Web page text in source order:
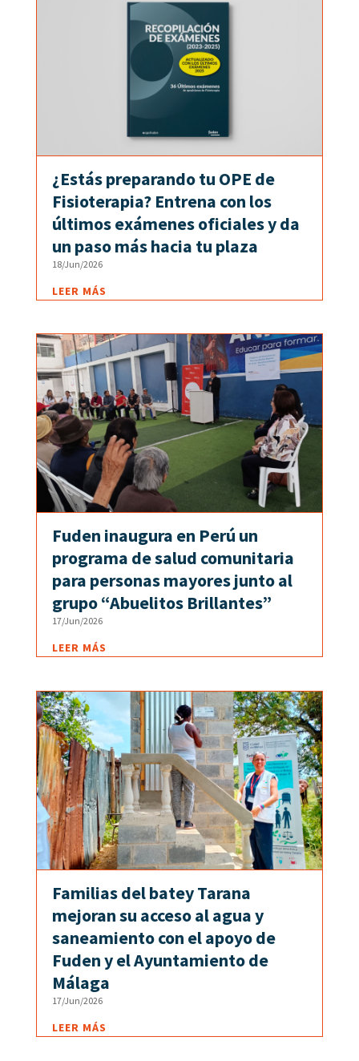
¿Estás preparando tu OPE de
Fisioterapia? Entrena con los
últimos exámenes oficiales y da
un paso más hacia tu plaza
18/Jun/2026
LEER MÁS
Fuden inaugura en Perú un
programa de salud comunitaria
para personas mayores junto al
grupo “Abuelitos Brillantes”
17/Jun/2026
LEER MÁS
Familias del batey Tarana
mejoran su acceso al agua y
saneamiento con el apoyo de
Fuden y el Ayuntamiento de
Málaga
17/Jun/2026
LEER MÁS